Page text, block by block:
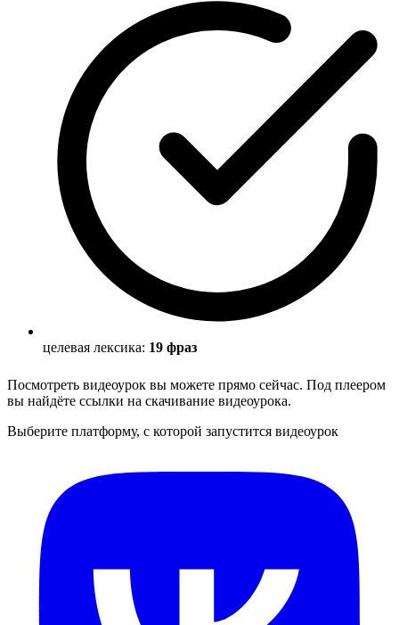
целевая лексика: 19 фраз
Посмотреть видеоурок вы можете прямо сейчас. Под плеером
вы найдёте ссылки на скачивание видеоурока.
Выберите платформу, с которой запустится видеоурок